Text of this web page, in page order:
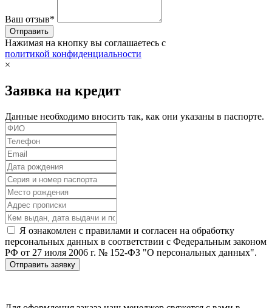
Ваш отзыв*
Нажимая на кнопку вы соглашаетесь с
политикой конфиденциальности
×
Заявка на кредит
Данные необходимо вносить так, как они указаны в паспорте.
Я ознакомлен с правилами и согласен на обработку
персональных данных в соответствии с Федеральным законом
РФ от 27 июля 2006 г. № 152-ФЗ "О персональных данных".
Отправить заявку